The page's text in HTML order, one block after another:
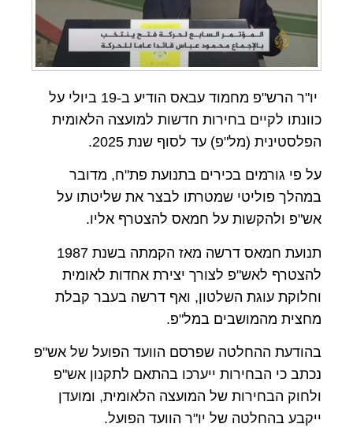
יו"ר הרש"פ מחמוד עבאס הודיע ב-19 ביולי על
כוונתו לקיים בחירות חדשות למועצה הלאומית
הפלסטינית (מל"פ) עד לסוף שנת 2025.
על פי גורמים בכירים בתנועת פת"ח, מדובר
במהלך פוליטי שמטרתו לבצר את שליטתו על
אש"פ ולהקשות על חמאס להצטרף אליו.
תנועת חמאס דרשה מאז הקמתה בשנת 1987
להצטרף לאש"פ לצורך יצירת אחדות לאומית
וחלוקת עוגת השלטון, ואף דרשה בעבר קבלת
מחצית מהמושבים במל"פ.
בהודעת ההחלטה שפרסם הוועד הפועל של אש"פ
נכתב כי הבחירות ייערכו בהתאם לתקנון אש"פ
ולחוק הבחירות של המועצה הלאומית, ומועדן
ייקבע בהחלטה של יו"ר הוועד הפועל.